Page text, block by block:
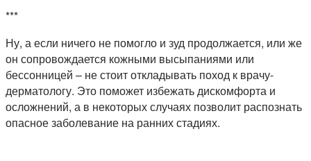
***
Ну, а если ничего не помогло и зуд продолжается, или же
он сопровождается кожными высыпаниями или
бессонницей – не стоит откладывать поход к врачу-
дерматологу. Это поможет избежать дискомфорта и
осложнений, а в некоторых случаях позволит распознать
опасное заболевание на ранних стадиях.